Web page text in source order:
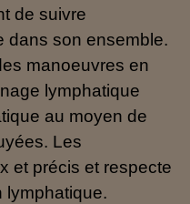
de suivre
dans son ensemble.
manoeuvres en
lymphatique
au moyen de
Les
et précis et respecte
lymphatique.